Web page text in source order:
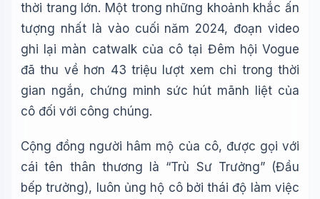
thời trang lớn. Một trong những khoảnh khắc ấn
tượng nhất là vào cuối năm 2024, đoạn video
ghi lại màn catwalk của cô tại Đêm hội Vogue
đã thu về hơn 43 triệu lượt xem chỉ trong thời
gian ngắn, chứng minh sức hút mãnh liệt của
cô đối với công chúng.
Cộng đồng người hâm mộ của cô, được gọi với
cái tên thân thương là “Trù Sư Trưởng” (Đầu
bếp trưởng), luôn ủng hộ cô bởi thái độ làm việc